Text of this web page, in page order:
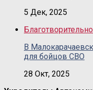
5 Дек, 2025
В
для бойцов СВО
28 Окт, 2025